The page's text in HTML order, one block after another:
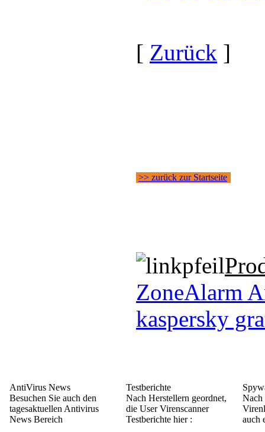
[ Zurück ]
>> zurück zur Startseite
ZoneAlarm
kaspersky
AntiVirus News
Besuchen Sie auch den
tagesaktuellen Antivirus
News Bereich
Testberichte
Nach Herstellern geordnet,
die User Virenscanner
Testberichte hier :
Nach
auch